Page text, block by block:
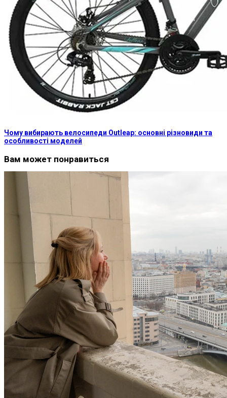
Чому вибирають велосипеди Outleap: основні різновиди та
особливості моделей
Вам может понравиться